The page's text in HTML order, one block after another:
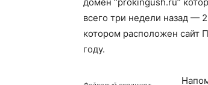
всего три недели назад —
котором расположен сайт
году.